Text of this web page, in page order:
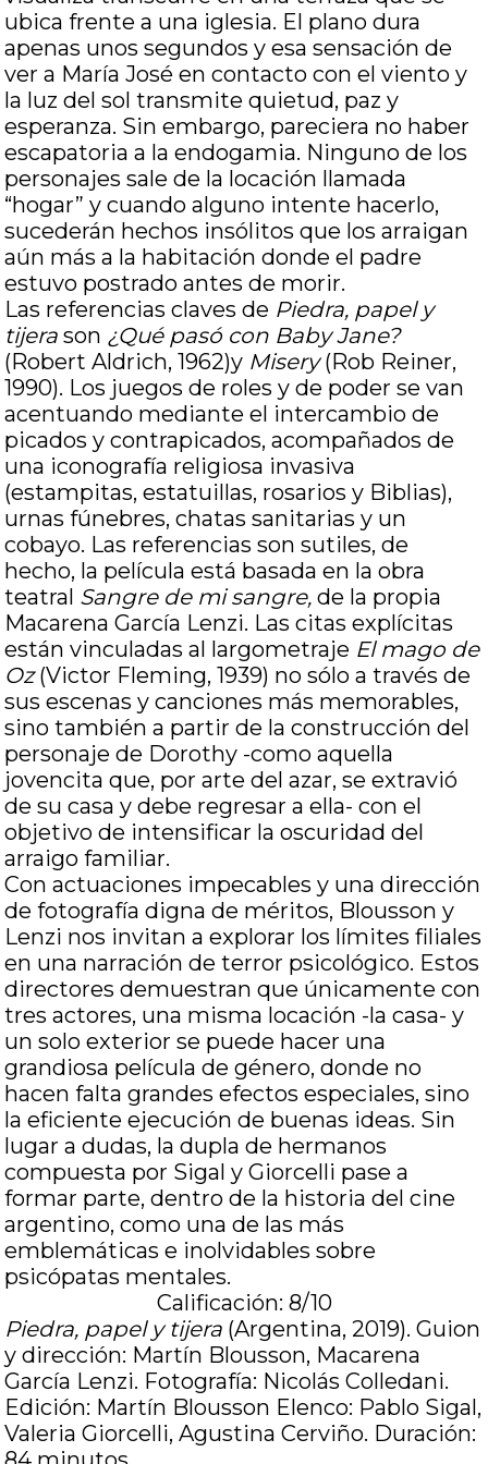
ubica frente a una iglesia. El plano dura
apenas unos segundos y esa sensación de
ver a María José en contacto con el viento y
la luz del sol transmite quietud, paz y
esperanza. Sin embargo, pareciera no haber
escapatoria a la endogamia. Ninguno de los
personajes sale de la locación llamada
“hogar” y cuando alguno intente hacerlo,
sucederán hechos insólitos que los arraigan
aún más a la habitación donde el padre
estuvo postrado antes de morir.
Las referencias claves de Piedra, papel y
tijerason ¿Qué pasó con Baby Jane?
(Robert Aldrich, 1962)y Misery(Rob Reiner,
1990). Los juegos de roles y de poder se van
acentuando mediante el intercambio de
picados y contrapicados, acompañados de
una iconografía religiosa invasiva
(estampitas, estatuillas, rosarios y Biblias),
urnas fúnebres, chatas sanitarias y un
cobayo. Las referencias son sutiles, de
hecho, la película está basada en la obra
teatral Sangre de mi sangre,de la propia
Macarena García Lenzi. Las citas explícitas
están vinculadas al largometraje El mago de
Oz(Victor Fleming, 1939) no sólo a través de
sus escenas y canciones más memorables,
sino también a partir de la construcción del
personaje de Dorothy -como aquella
jovencita que, por arte del azar, se extravió
de su casa y debe regresar a ella- con el
objetivo de intensificar la oscuridad del
arraigo familiar.
Con actuaciones impecables y una dirección
de fotografía digna de méritos, Blousson y
Lenzi nos invitan a explorar los límites filiales
en una narración de terror psicológico. Estos
directores demuestran que únicamente con
tres actores, una misma locación -la casa- y
un solo exterior se puede hacer una
grandiosa película de género, donde no
hacen falta grandes efectos especiales, sino
la eficiente ejecución de buenas ideas. Sin
lugar a dudas, la dupla de hermanos
compuesta por Sigal y Giorcelli pase a
formar parte, dentro de la historia del cine
argentino, como una de las más
emblemáticas e inolvidables sobre
psicópatas mentales.
Calificación: 8/10
Piedra, papel y tijera (Argentina, 2019). Guion
y dirección: Martín Blousson, Macarena
García Lenzi. Fotografía: Nicolás Colledani.
Edición: Martín Blousson Elenco: Pablo Sigal,
Valeria Giorcelli, Agustina Cerviño. Duración: